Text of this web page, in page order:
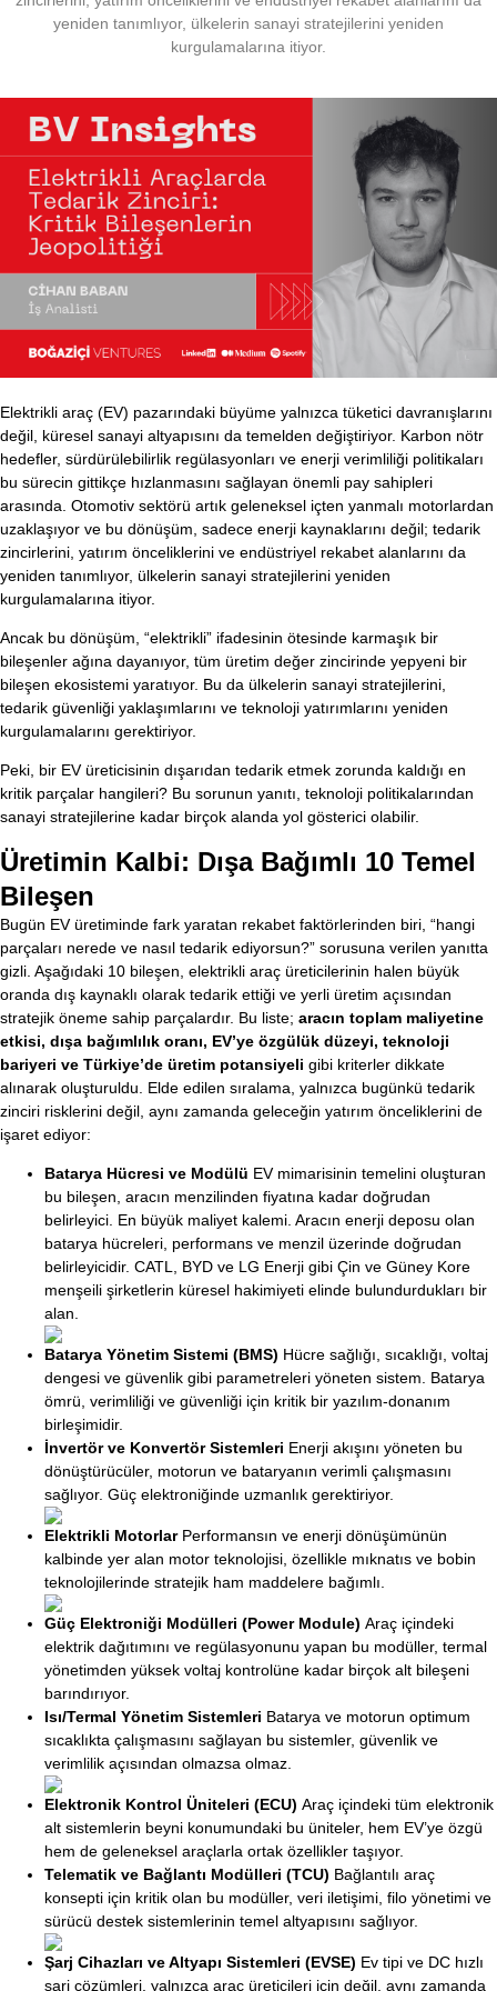
yeniden tanımlıyor, ülkelerin sanayi stratejilerini yeniden
kurgulamalarına itiyor.
Elektrikli araç (EV) pazarındaki büyüme yalnızca tüketici davranışlarını
değil, küresel sanayi altyapısını da temelden değiştiriyor. Karbon nötr
hedefler, sürdürülebilirlik regülasyonları ve enerji verimliliği politikaları
bu sürecin gittikçe hızlanmasını sağlayan önemli pay sahipleri
arasında. Otomotiv sektörü artık geleneksel içten yanmalı motorlardan
uzaklaşıyor ve bu dönüşüm, sadece enerji kaynaklarını değil; tedarik
zincirlerini, yatırım önceliklerini ve endüstriyel rekabet alanlarını da
yeniden tanımlıyor, ülkelerin sanayi stratejilerini yeniden
kurgulamalarına itiyor.
Ancak bu dönüşüm, “elektrikli” ifadesinin ötesinde karmaşık bir
bileşenler ağına dayanıyor, tüm üretim değer zincirinde yepyeni bir
bileşen ekosistemi yaratıyor. Bu da ülkelerin sanayi stratejilerini,
tedarik güvenliği yaklaşımlarını ve teknoloji yatırımlarını yeniden
kurgulamalarını gerektiriyor.
Peki, bir EV üreticisinin dışarıdan tedarik etmek zorunda kaldığı en
kritik parçalar hangileri? Bu sorunun yanıtı, teknoloji politikalarından
sanayi stratejilerine kadar birçok alanda yol gösterici olabilir.
Üretimin Kalbi: Dışa Bağımlı 10 Temel
Bileşen
Bugün EV üretiminde fark yaratan rekabet faktörlerinden biri, “hangi
parçaları nerede ve nasıl tedarik ediyorsun?” sorusuna verilen yanıtta
gizli. Aşağıdaki 10 bileşen, elektrikli araç üreticilerinin halen büyük
oranda dış kaynaklı olarak tedarik ettiği ve yerli üretim açısından
stratejik öneme sahip parçalardır. Bu liste; aracın toplam maliyetine
etkisi, dışa bağımlılık oranı, EV’ye özgülük düzeyi, teknoloji
bariyeri ve Türkiye’de üretim potansiyeli gibi kriterler dikkate
alınarak oluşturuldu. Elde edilen sıralama, yalnızca bugünkü tedarik
zinciri risklerini değil, aynı zamanda geleceğin yatırım önceliklerini de
işaret ediyor:
Batarya Hücresi ve Modülü EV mimarisinin temelini oluşturan
bu bileşen, aracın menzilinden fiyatına kadar doğrudan
belirleyici. En büyük maliyet kalemi. Aracın enerji deposu olan
batarya hücreleri, performans ve menzil üzerinde doğrudan
belirleyicidir. CATL, BYD ve LG Enerji gibi Çin ve Güney Kore
menşeili şirketlerin küresel hakimiyeti elinde bulundurdukları bir
alan.
Batarya Yönetim Sistemi (BMS) Hücre sağlığı, sıcaklığı, voltaj
dengesi ve güvenlik gibi parametreleri yöneten sistem. Batarya
ömrü, verimliliği ve güvenliği için kritik bir yazılım-donanım
birleşimidir.
İnvertör ve Konvertör Sistemleri Enerji akışını yöneten bu
dönüştürücüler, motorun ve bataryanın verimli çalışmasını
sağlıyor. Güç elektroniğinde uzmanlık gerektiriyor.
Elektrikli Motorlar Performansın ve enerji dönüşümünün
kalbinde yer alan motor teknolojisi, özellikle mıknatıs ve bobin
teknolojilerinde stratejik ham maddelere bağımlı.
Güç Elektroniği Modülleri (Power Module) Araç içindeki
elektrik dağıtımını ve regülasyonunu yapan bu modüller, termal
yönetimden yüksek voltaj kontrolüne kadar birçok alt bileşeni
barındırıyor.
Isı/Termal Yönetim Sistemleri Batarya ve motorun optimum
sıcaklıkta çalışmasını sağlayan bu sistemler, güvenlik ve
verimlilik açısından olmazsa olmaz.
Elektronik Kontrol Üniteleri (ECU) Araç içindeki tüm elektronik
alt sistemlerin beyni konumundaki bu üniteler, hem EV’ye özgü
hem de geleneksel araçlarla ortak özellikler taşıyor.
Telematik ve Bağlantı Modülleri (TCU) Bağlantılı araç
konsepti için kritik olan bu modüller, veri iletişimi, filo yönetimi ve
sürücü destek sistemlerinin temel altyapısını sağlıyor.
Şarj Cihazları ve Altyapı Sistemleri (EVSE) Ev tipi ve DC hızlı
şarj çözümleri, yalnızca araç üreticileri için değil, aynı zamanda